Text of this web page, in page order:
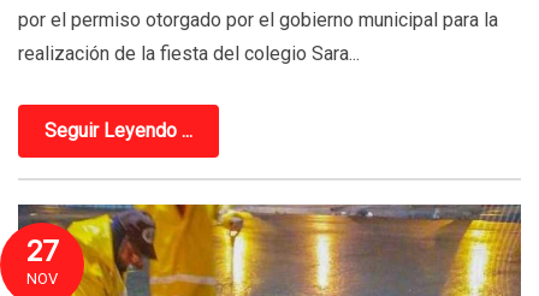
por el permiso otorgado por el gobierno municipal para la
realización de la fiesta del colegio Sara...
Seguir Leyendo ...
27
NOV